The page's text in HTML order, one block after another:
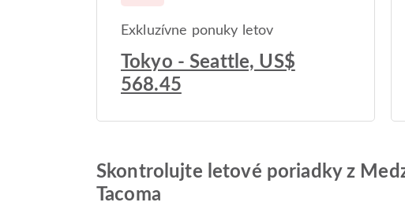
Exkluzívne ponuky letov
Tokyo - Seattle, US$
568.45
Skontrolujte letové poriadky z
Tacoma